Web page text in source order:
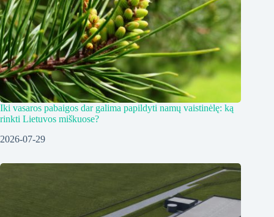
Iki vasaros pabaigos dar galima papildyti namų vaistinėlę: ką
rinkti Lietuvos miškuose?
2026-07-29